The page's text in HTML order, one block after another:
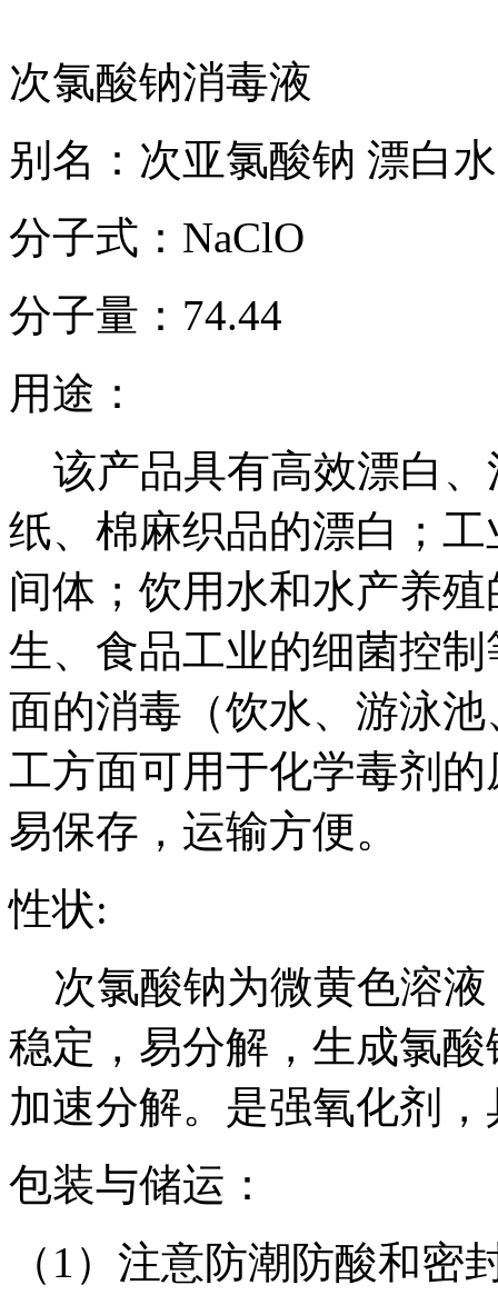
次氯酸钠消毒液
别名：次亚氯酸钠 漂白
分子式：NaClO
分子量：74.44
用途：
该产品具有高效漂白、
纸、棉麻织品的漂白；
间体；饮用水和水产养
生、食品工业的细菌控
面的消毒（饮水、游泳
工方面可用于化学毒剂
易保存，运输方便。
性状:
次氯酸钠为微黄色溶液
稳定，易分解，生成氯
加速分解。是强氧化剂
包装与储运：
（1）注意防潮防酸和密